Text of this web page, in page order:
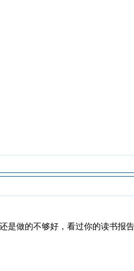
是做的不够好，看过你的读书报